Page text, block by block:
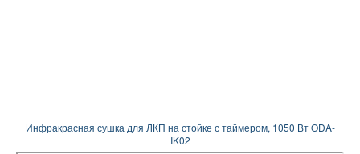
Инфракрасная сушка для ЛКП на стойке с таймером, 1050 Вт ODA-
IK02